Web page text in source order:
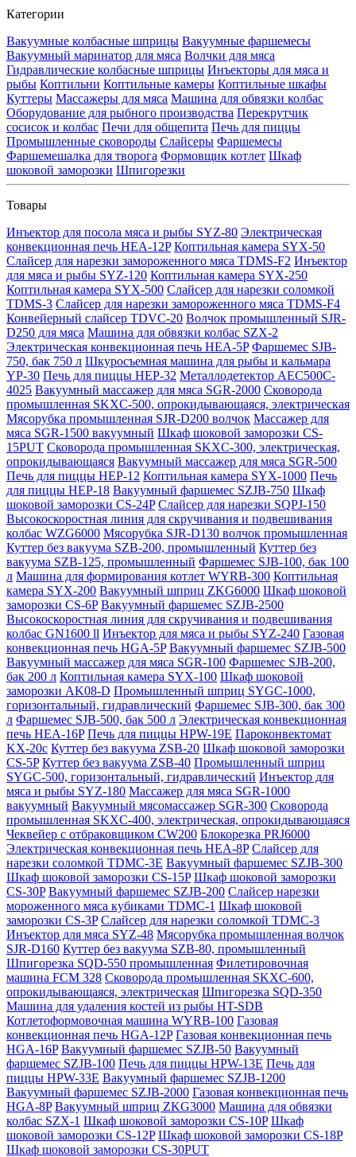
Категории
Вакуумные колбасные шприцы Вакуумные фаршемесы
Вакуумный маринатор для мяса Волчки для мяса
Гидравлические колбасные шприцы Инъекторы для мяса и
рыбы Коптильни Коптильные камеры Коптильные шкафы
Куттеры Массажеры для мяса Машина для обвязки колбас
Оборудование для рыбного производства Перекрутчик
сосисок и колбас Печи для общепита Печь для пиццы
Промышленные сковороды Слайсеры Фаршемесы
Фаршемешалка для творога Формовщик котлет Шкаф
шоковой заморозки Шпигорезки
Товары
Инъектор для посола мяса и рыбы SYZ-80 Электрическая
конвекционная печь HEA-12P Коптильная камера SYX-50
Слайсер для нарезки замороженного мяса TDMS-F2 Инъектор
для мяса и рыбы SYZ-120 Коптильная камера SYX-250
Коптильная камера SYX-500 Слайсер для нарезки соломкой
TDMS-3 Слайсер для нарезки замороженного мяса TDMS-F4
Конвейерный слайсер TDVC-20 Волчок промышленный SJR-
D250 для мяса Машина для обвязки колбас SZX-2
Электрическая конвекционная печь HEA-5P Фаршемес SJB-
750, бак 750 л Шкуросъемная машина для рыбы и кальмара
YP-30 Печь для пиццы HEP-32 Металлодетектор AEC500C-
4025 Вакуумный массажер для мяса SGR-2000 Сковорода
промышленная SKXC-500, опрокидывающаяся, электрическая
Мясорубка промышленная SJR-D200 волчок Массажер для
мяса SGR-1500 вакуумный Шкаф шоковой заморозки CS-
15PUT Сковорода промышленная SKXC-300, электрическая,
опрокидывающаяся Вакуумный массажер для мяса SGR-500
Печь для пиццы HEP-12 Коптильная камера SYX-1000 Печь
для пиццы HEP-18 Вакуумный фаршемес SZJB-750 Шкаф
шоковой заморозки CS-24P Слайсер для нарезки SQPJ-150
Высокоскоростная линия для скручивания и подвешивания
колбас WZG6000 Мясорубка SJR-D130 волчок промышленная
Куттер без вакуума SZB-200, промышленный Куттер без
вакуума SZB-125, промышленный Фаршемес SJB-100, бак 100
л Машина для формирования котлет WYRB-300 Коптильная
камера SYX-200 Вакуумный шприц ZKG6000 Шкаф шоковой
заморозки CS-6P Вакуумный фаршемес SZJB-2500
Высокоскоростная линия для скручивания и подвешивания
колбас GN1600 ll Инъектор для мяса и рыбы SYZ-240 Газовая
конвекционная печь HGA-5P Вакуумный фаршемес SZJB-500
Вакуумный массажер для мяса SGR-100 Фаршемес SJB-200,
бак 200 л Коптильная камера SYX-100 Шкаф шоковой
заморозки AK08-D Промышленный шприц SYGC-1000,
горизонтальный, гидравлический Фаршемес SJB-300, бак 300
л Фаршемес SJB-500, бак 500 л Электрическая конвекционная
печь HEA-16P Печь для пиццы HPW-19E Пароконвектомат
KX-20c Куттер без вакуума ZSB-20 Шкаф шоковой заморозки
CS-5P Куттер без вакуума ZSB-40 Промышленный шприц
SYGC-500, горизонтальный, гидравлический Инъектор для
мяса и рыбы SYZ-180 Массажер для мяса SGR-1000
вакуумный Вакуумный мясомассажер SGR-300 Сковорода
промышленная SKXC-400, электрическая, опрокидывающаяся
Чеквейер с отбраковщиком CW200 Блокорезка PRJ6000
Электрическая конвекционная печь HEA-8P Слайсер для
нарезки соломкой TDMC-3E Вакуумный фаршемес SZJB-300
Шкаф шоковой заморозки CS-15P Шкаф шоковой заморозки
CS-30P Вакуумный фаршемес SZJB-200 Слайсер нарезки
мороженного мяса кубиками TDMC-1 Шкаф шоковой
заморозки CS-3P Слайсер для нарезки соломкой TDMC-3
Инъектор для мяса SYZ-48 Мясорубка промышленная волчок
SJR-D160 Куттер без вакуума SZB-80, промышленный
Шпигорезка SQD-550 промышленная Филетировочная
машина FCM 328 Сковорода промышленная SKXC-600,
опрокидывающаяся, электрическая Шпигорезка SQD-350
Машина для удаления костей из рыбы HT-SDB
Котлетоформовочная машина WYRB-100 Газовая
конвекционная печь HGA-12P Газовая конвекционная печь
HGA-16P Вакуумный фаршемес SZJB-50 Вакуумный
фаршемес SZJB-100 Печь для пиццы HPW-13E Печь для
пиццы HPW-33E Вакуумный фаршемес SZJB-1200
Вакуумный фаршемес SZJB-2000 Газовая конвекционная печь
HGA-8P Вакуумный шприц ZKG3000 Машина для обвязки
колбас SZX-1 Шкаф шоковой заморозки CS-10P Шкаф
шоковой заморозки CS-12P Шкаф шоковой заморозки CS-18P
Шкаф шоковой заморозки CS-30PUT